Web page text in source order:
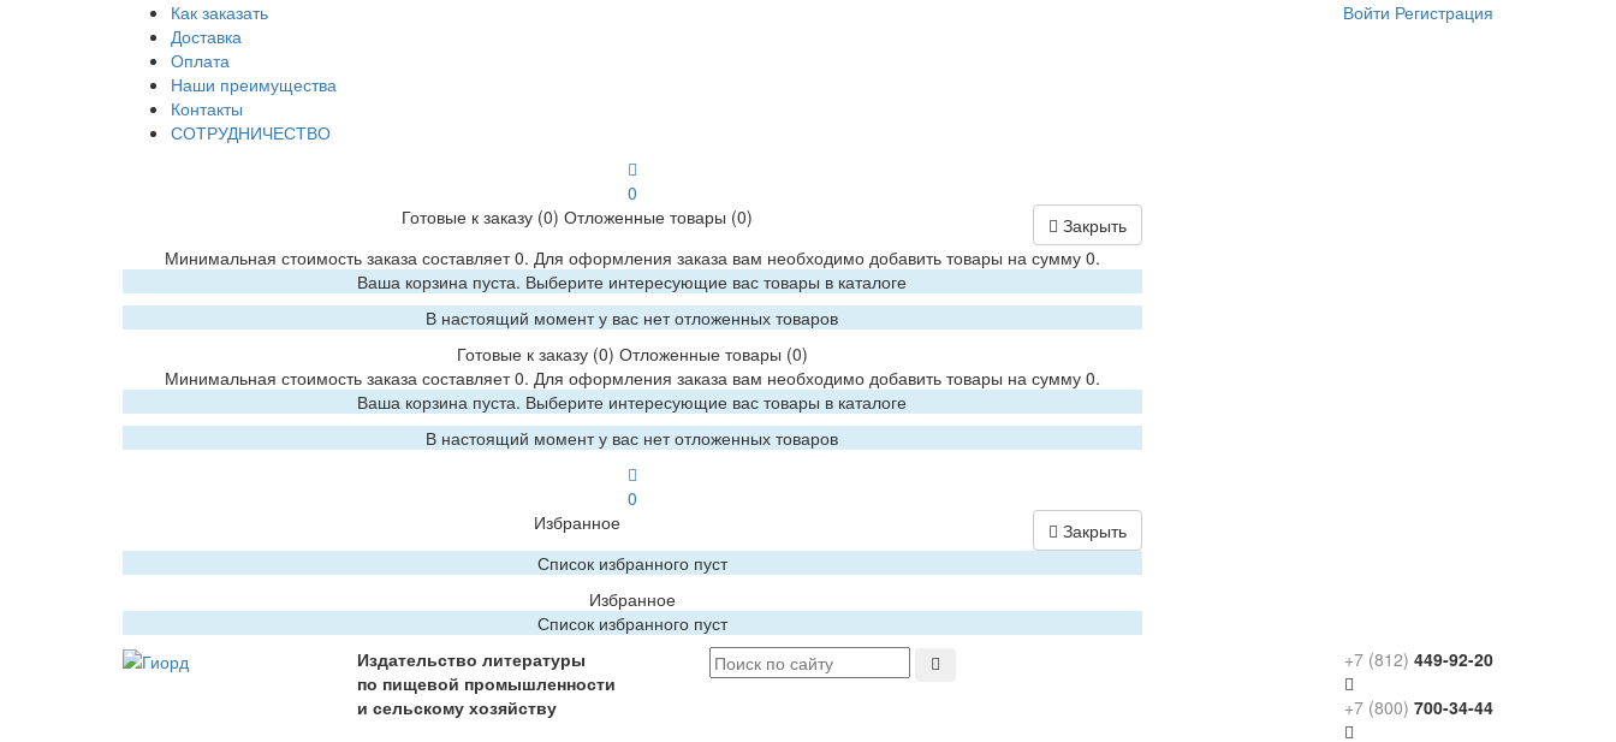
Как заказать
Доставка
Оплата
Наши преимущества
Контакты
СОТРУДНИЧЕСТВО
0
Готовые к заказу (0) Отложенные товары (0)
Закрыть
Минимальная стоимость заказа составляет 0. Для оформления заказа вам необходимо добавить товары на сумму 0.
Ваша корзина пуста. Выберите интересующие вас товары в каталоге
В настоящий момент у вас нет отложенных товаров
Готовые к заказу(0) Отложенные товары (0)
Минимальная стоимость заказа составляет 0. Для оформления заказа вам необходимо добавить товары на сумму 0.
Ваша корзина пуста. Выберите интересующие вас товары в каталоге
В настоящий момент у вас нет отложенных товаров
0
Избранное
Закрыть
Список избранного пуст
Избранное
Список избранного пуст
Войти Регистрация
Издательство литературы
по пищевой промышленности
и сельскому хозяйству
+7 (812) 449-92-20
+7 (800) 700-34-44